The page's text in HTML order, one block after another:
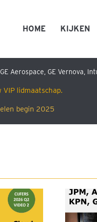
HOME KIJKEN
Aerospace, GE Vernova,
lidmaatschap.
begin 2025